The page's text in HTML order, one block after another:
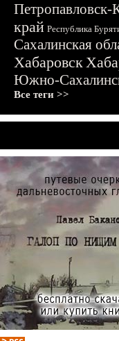
Петропавловск-
край Республика
Сахалинская
Хабаровск
Южно-
Все теги >>